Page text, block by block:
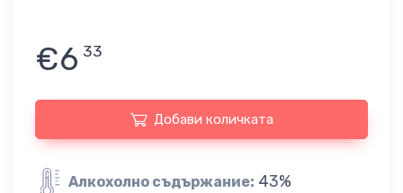
€6 33
Добави количката
Алкохолно съдържание: 43%